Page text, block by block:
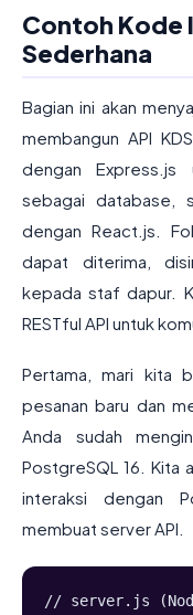
Contoh Kode
Sederhana
Bagian ini akan
membangun API
dengan Express.js
sebagai database,
dengan React.js.
dapat diterima,
kepada staf dapur.
RESTful API untuk
Pertama, mari kita
pesanan baru dan
Anda sudah
PostgreSQL 16. Kita
interaksi dengan
membuat server API.
// server.js